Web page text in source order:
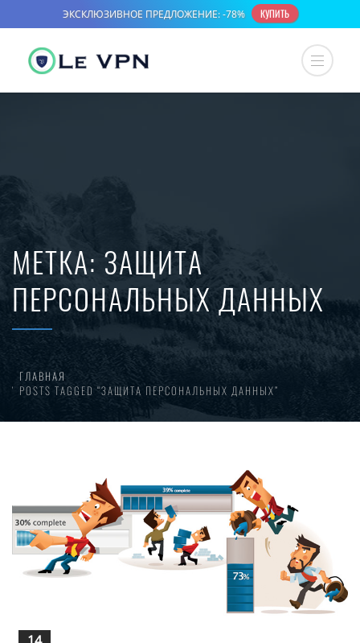
МЕТКА:ЗАЩИТА
ПЕРСОНАЛЬНЫХ ДАННЫХ
ГЛАВНАЯ
POSTS TAGGED “ЗАЩИТА ПЕРСОНАЛЬНЫХ ДАННЫХ”